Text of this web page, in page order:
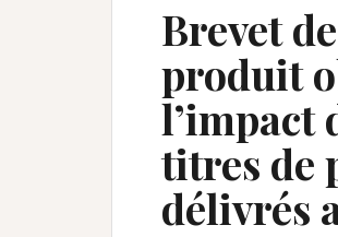
Brevet
produit
l’impact
titres de
délivrés